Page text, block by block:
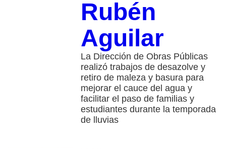
Rubén
Aguilar
La Dirección de Obras Públicas
realizó trabajos de desazolve y
retiro de maleza y basura para
mejorar el cauce del agua y
facilitar el paso de familias y
estudiantes durante la temporada
de lluvias